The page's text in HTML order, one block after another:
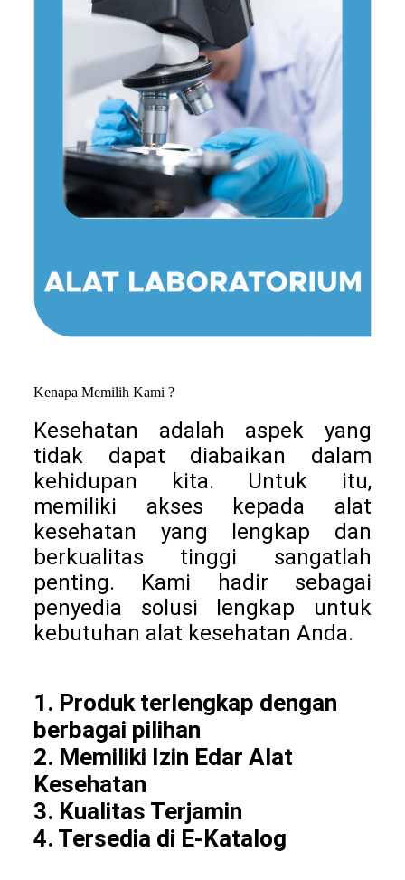
Kenapa Memilih Kami ?
Kesehatan adalah aspek yang
tidak dapat diabaikan dalam
kehidupan kita. Untuk itu,
memiliki akses kepada alat
kesehatan yang lengkap dan
berkualitas tinggi sangatlah
penting. Kami hadir sebagai
penyedia solusi lengkap untuk
kebutuhan alat kesehatan Anda.
1. Produk terlengkap dengan
berbagai pilihan
2. Memiliki Izin Edar Alat
Kesehatan
3. Kualitas Terjamin
4. Tersedia di E-Katalog